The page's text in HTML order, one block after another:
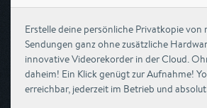
Erstelle deine persönliche Privatkopie von
Sendungen ganz ohne zusätzliche
innovative Videorekorder in der Cloud.
daheim! Ein Klick genügt zur Aufnahme!
erreichbar, jederzeit im Betrieb und